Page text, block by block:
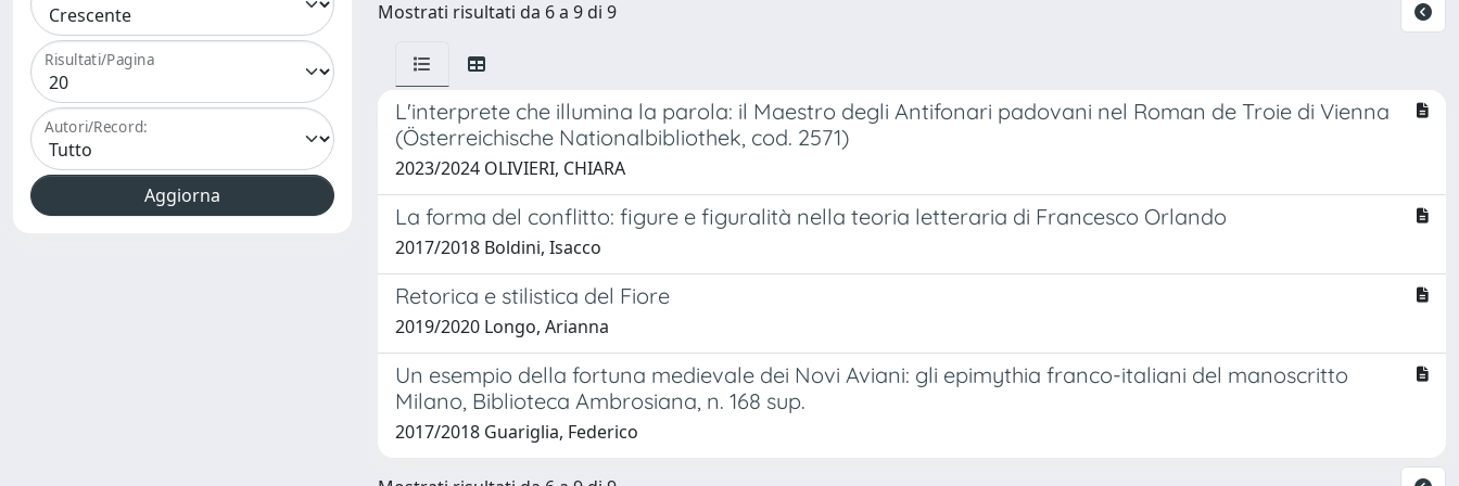
Risultati/Pagina
Autori/Record:
Mostrati risultati da 6 a 9 di 9
L'interprete che illumina la parola: il Maestro degli Antifonari padovani nel Roman de Troie di Vienna
(Österreichische Nationalbibliothek, cod. 2571)
2023/2024 OLIVIERI, CHIARA
La forma del conflitto: figure e figuralità nella teoria letteraria di Francesco Orlando
2017/2018 Boldini, Isacco
Retorica e stilistica del Fiore
2019/2020 Longo, Arianna
Un esempio della fortuna medievale dei Novi Aviani: gli epimythia franco-italiani del manoscritto
Milano, Biblioteca Ambrosiana, n. 168 sup.
2017/2018 Guariglia, Federico